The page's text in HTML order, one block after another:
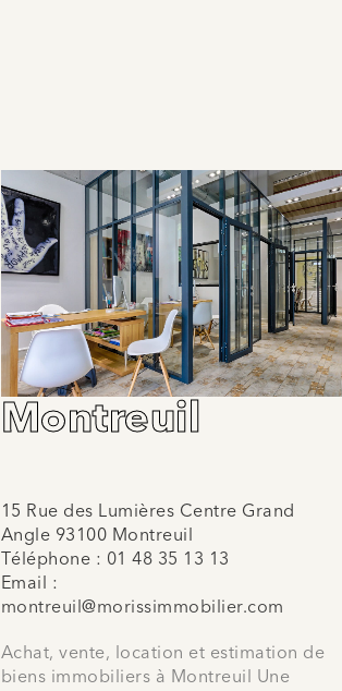
Montreuil
15 Rue des Lumières Centre Grand
Angle 93100 Montreuil
Téléphone : 01 48 35 13 13
Email :
montreuil@morissimmobilier.com
Achat, vente, location et estimation de
biens immobiliers à Montreuil Une